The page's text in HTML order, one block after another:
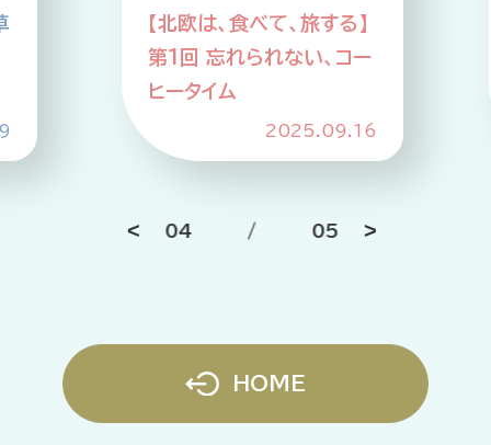
【北欧は、食べて、旅する】
第1回 忘れられない、コー
ヒータイム
2025.09.16
04 / 05
HOME